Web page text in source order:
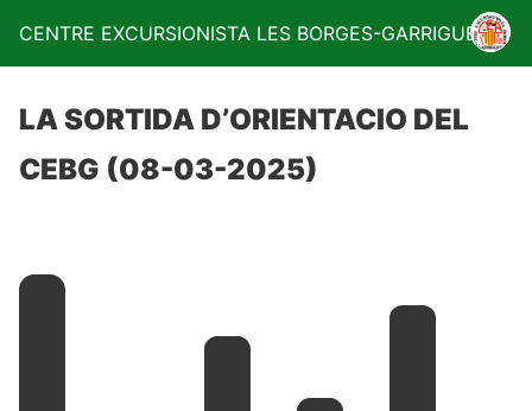
CENTRE EXCURSIONISTA LES BORGES-GARRIGUES
LA SORTIDA D’ORIENTACIO DEL
CEBG (08-03-2025)